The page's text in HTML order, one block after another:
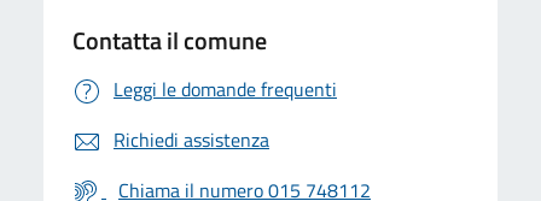
Contatta il comune
Leggi le domande frequenti
Richiedi assistenza
Chiama il numero 015 748112